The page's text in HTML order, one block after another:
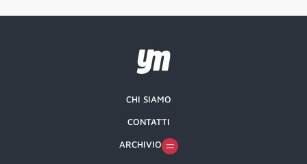
CHI SIAMO
CONTATTI
ARCHIVIO